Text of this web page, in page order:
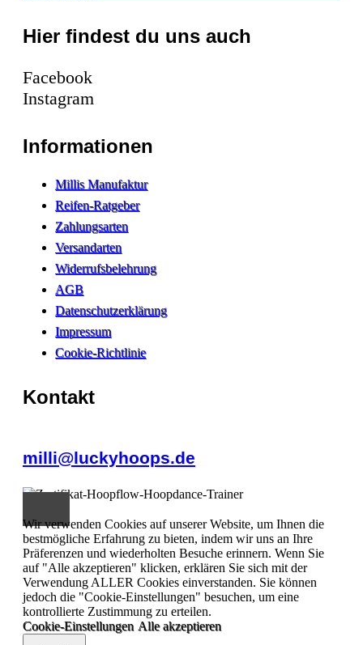
Hier findest du uns auch
Facebook
Instagram
Informationen
Millis Manufaktur
Reifen-Ratgeber
Zahlungsarten
Versandarten
Widerrufsbelehrung
AGB
Datenschutzerklärung
Impressum
Cookie-Richtlinie
Kontakt
milli@luckyhoops.de
Wir verwenden Cookies auf unserer Website, um Ihnen die
bestmögliche Erfahrung zu bieten, indem wir uns an Ihre
Präferenzen und wiederholten Besuche erinnern. Wenn Sie
auf "Alle akzeptieren" klicken, erklären Sie sich mit der
Verwendung ALLER Cookies einverstanden. Sie können
jedoch die "Cookie-Einstellungen" besuchen, um eine
kontrollierte Zustimmung zu erteilen.
Cookie-Einstellungen Alle akzeptieren